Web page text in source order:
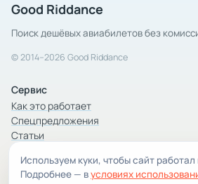
Good Riddance
Поиск дешёвых авиабилетов без
© 2014–2026 Good Riddance
Сервис
Как это работает
Спецпредложения
Статьи
Компания
Используем куки, чтобы сайт работал
Подробнее — вусловиях